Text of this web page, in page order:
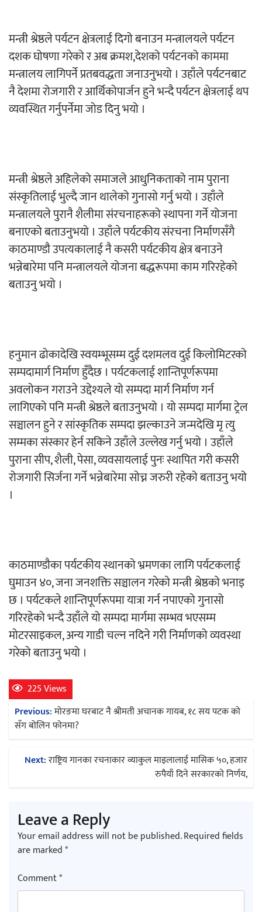
मन्त्री श्रेष्ठले पर्यटन क्षेत्रलाई दिगो बनाउन मन्त्रालयले पर्यटन
दशक घोषणा गरेको र अब क्रमश,देशको पर्यटनको काममा
मन्त्रालय लागिपर्ने प्रतबवद्धता जनाउनुभयो । उहाँले पर्यटनबाट
नै देशमा रोजगारी र आर्थिकोपार्जन हुने भन्दै पर्यटन क्षेत्रलाई थप
व्यवस्थित गर्नुपर्नेमा जोड दिनु भयो ।
मन्त्री श्रेष्ठले अहिलेको समाजले आधुनिकताको नाम पुराना
संस्कृतिलाई भुल्दै जान थालेको गुनासाे गर्नु भयाे । उहाँले
मन्त्रालयले पुरानै शैलीमा संरचनाहरूको स्थापना गर्ने योजना
बनाएको बताउनुभयो । उहाँले पर्यटकीय संरचना निर्माणसँगै
काठमाण्डाै उपत्यकालाई नै कसरी पर्यटकीय क्षेत्र बनाउने
भन्नेबारेमा पनि मन्त्रालयले योजना बद्धरूपमा काम गरिरहेको
बताउनु भयो ।
हनुमान ढोकादेखि स्वयम्भूसम्म दुई दशमलव दुई किलोमिटरको
सम्पदामार्ग निर्माण हुँदैछ । पर्यटकलाई शान्तिपूर्णरूपमा
अवलोकन गराउने उद्देश्यले यो सम्पदा मार्ग निर्माण गर्न
लागिएको पनि मन्त्री श्रेष्ठले बताउनुभयो । यो सम्पदा मार्गमा ट्रेल
सञ्चालन हुने र सांस्कृतिक सम्पदा झल्काउने जन्मदेखि मृ त्यु
सम्मका संस्कार हेर्न सकिने उहाँले उल्लेख गर्नु भयो । उहाँले
पुराना सीप, शैली, पेसा, व्यवसायलाई पुनः स्थापित गरी कसरी
रोजगारी सिर्जना गर्ने भन्नेबारेमा सोच्न जरुरी रहेको बताउनु भयो
।
काठमाण्डाैका पर्यटकीय स्थानको भ्रमणका लागि पर्यटकलाई
घुमाउन ४०, जना जनशक्ति सञ्चालन गरेकाे मन्त्री श्रेष्ठकाे भनाइ
छ । पर्यटकले शान्तिपूर्णरूपमा यात्रा गर्न नपाएको गुनासो
गरिरहेको भन्दै उहाँले यो सम्पदा मार्गमा सम्भव भएसम्म
मोटरसाइकल, अन्य गाडी चल्न नदिने गरी निर्माणको व्यवस्था
गरेको बताउनु भयो ।
225 Views
Post
navigation
Previous:मोरङमा घरबाट नै श्रीमती अचानक गायब, १८ सय पटक को
सँग बोलिन फोनमा?
Next:राष्ट्रिय गानका रचनाकार व्याकुल माइलालाई मासिक ५०, हजार
रुपैयाँ दिने सरकारकाे निर्णय,
Leave a Reply
Your email address will not be published.Required fields
are marked*
Comment*